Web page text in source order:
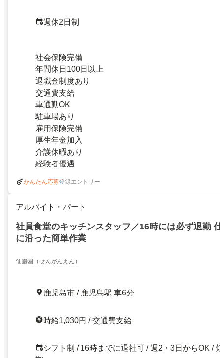
週休2日制
社会保険完備
年間休日100日以上
退職金制度あり
交通費支給
車通勤OK
駐車場あり
雇用保険完備
厚生年金加入
介護休暇あり
経験者優遇
かんたん応募登録エントリー
アルバイト・パート
社員食堂のキッチンスタッフ／16時には必ず退勤
に沿った簡単作業
仙巌園（せんがんえん）
鹿児島市 / 鹿児島駅 車6分
時給1,030円 / 交通費支給
シフト制 / 16時までに退社可 / 週2・3日からOK /